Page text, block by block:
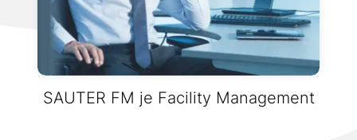
SAUTER FM je Facility Management